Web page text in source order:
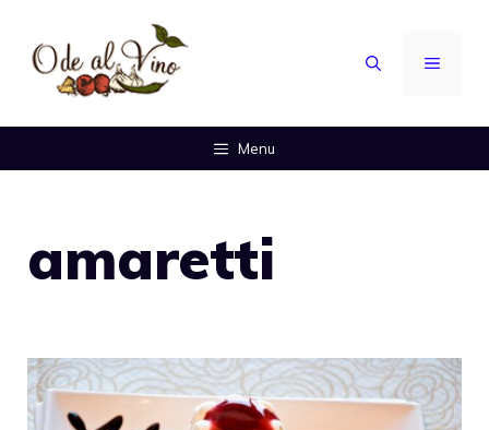
contenuto
MENU
Menu
amaretti